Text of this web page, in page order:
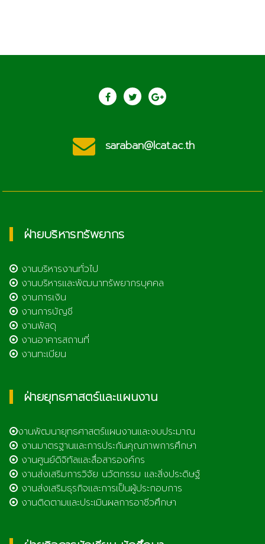
saraban@lcat.ac.th
ฝ่ายบริหารทรัพยากร
งานบริหารงานทั่วไป
งานบริหารและพัฒนาทรัพยากรบุคคล
งานการเงิน
งานการบัญชี
งานพัสดุ
งานอาคารสถานที่
งานทะเบียน
ฝ่ายยุทธศาสตร์และแผนงาน
งานพัฒนายุทธศาสตร์แผนงานและงบประมาณ
งานมาตรฐานและการประกันคุณภาพการศึกษา
งานศูนย์ดิจิทัลและสื่อสารองค์กร
งานส่งเสริมการวิจัย นวัตกรรม และสิ่งประดิษฐ์
งานส่งเสริมธุรกิจและการเป็นผู้ประกอบการ
งานติดตามและประเมินผลการอาชีวศึกษา